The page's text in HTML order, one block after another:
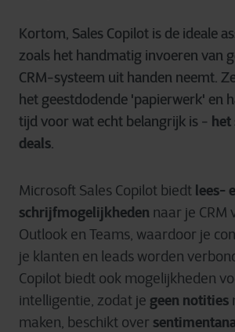
Kortom, Sales Copilot is de ideale
zoals het handmatig invoeren van
CRM-systeem uit handen neemt.
het geestdodende 'papierwerk' en
tijd voor wat echt belangrijk is - het
deals.
Microsoft Sales Copilot biedt lees-
schrijfmogelijkheden naar je CRM
Outlook en Teams, waardoor je
je klanten en leads worden
Copilot biedt ook mogelijkheden
intelligentie, zodat je geen notities
maken, beschikt over